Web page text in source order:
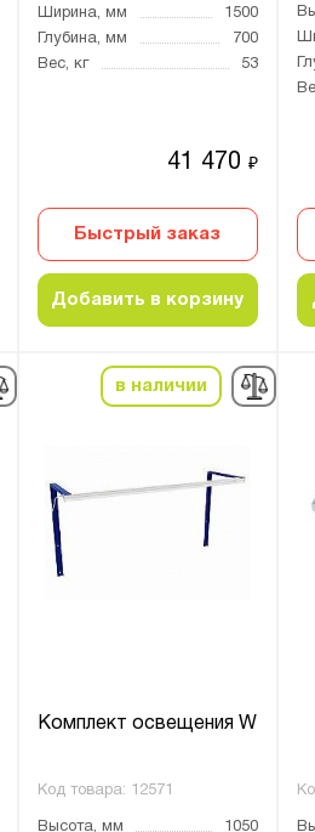
Ширина, мм
1500
Глубина, мм
700
Вес, кг
53
41 470₽
Быстрый заказ
Добавить в корзину
в наличии
Комплект освещения W
Код товара: 12571
Высота, мм
1050